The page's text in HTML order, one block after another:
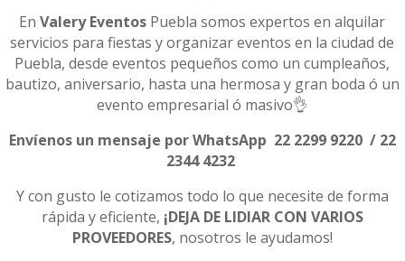
EnValery Eventos Puebla somos expertos en alquilar
servicios para fiestas y organizar eventos en la ciudad de
Puebla, desde eventos pequeños como un cumpleaños,
bautizo, aniversario, hasta una hermosa y gran boda ó un
evento empresarial ó masivo👌
Envíenos un mensaje por WhatsApp 22 2299 9220 / 22
2344 4232
Y con gusto le cotizamos todo lo que necesite de forma
rápida y eficiente, ¡DEJA DE LIDIAR CON VARIOS
PROVEEDORES, nosotros le ayudamos!